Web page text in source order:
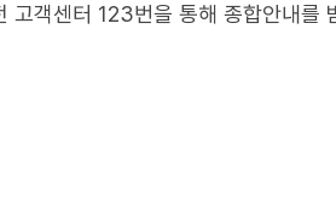
고객센터 123번을 통해 종합안내를